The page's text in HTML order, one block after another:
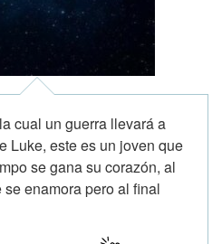
cual un guerra llevará a
Luke, este es un joven que
se gana su corazón, al
enamora pero al final